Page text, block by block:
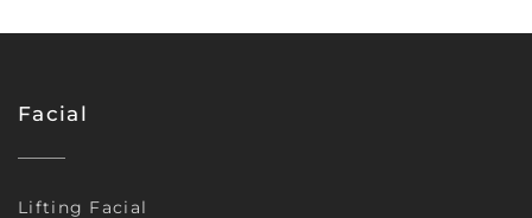
Facial
Lifting Facial